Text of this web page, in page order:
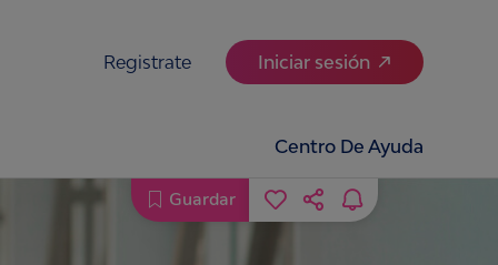
Registrate Iniciar sesión
Centro De Ayuda
Guardar